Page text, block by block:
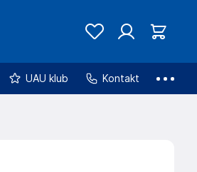
UAU klub Kontakt